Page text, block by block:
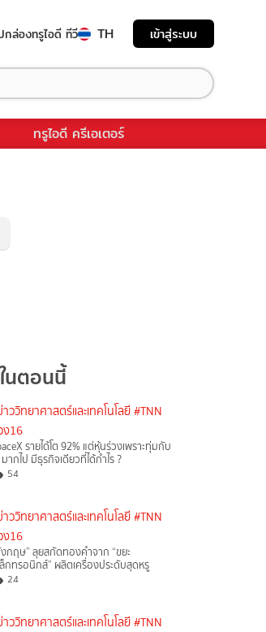
กล่องทรูไอดี ทีวี TH เข้าสู่ระบบ
ทรูไอดี ครีเอเตอร์
นตอนนี้
ววิทยาศาสตร์และเทคโนโลยี #TNN
ง16
รายได้โต 92% แต่หุ้นร่วงเพราะทุ่มกับ
ากไป มีธุรกิจเดียวที่ได้กำไร ?
54
ววิทยาศาสตร์และเทคโนโลยี #TNN
ง16
กฤษ” ลุยสกัดทองคำจาก “ขยะ
กทรอนิกส์” ผลิตเครื่องประดับสุดหรู
24
ววิทยาศาสตร์และเทคโนโลยี #TNN